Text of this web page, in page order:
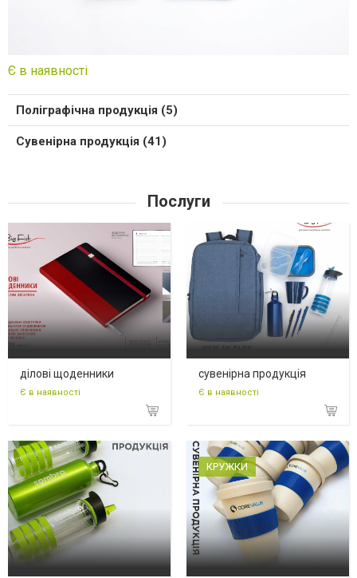
Є в наявності
Поліграфічна продукція (5)
Сувенірна продукція (41)
Послуги
ділові щоденники
Є в наявності
сувенірна продукція
Є в наявності
КРУЖКИ